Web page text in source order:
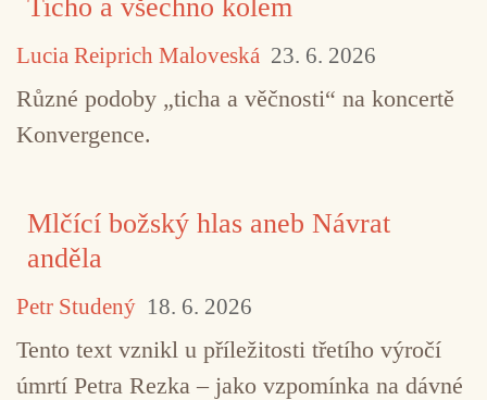
Ticho a všechno kolem
Lucia Reiprich Maloveská 23. 6. 2026
Různé podoby „ticha a věčnosti“ na koncertě
Konvergence.
Mlčící božský hlas aneb Návrat
anděla
Petr Studený 18. 6. 2026
Tento text vznikl u příležitosti třetího výročí
úmrtí Petra Rezka – jako vzpomínka na dávné